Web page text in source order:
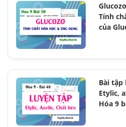
Tính
của
Bài
Etylic,
Hóa 9